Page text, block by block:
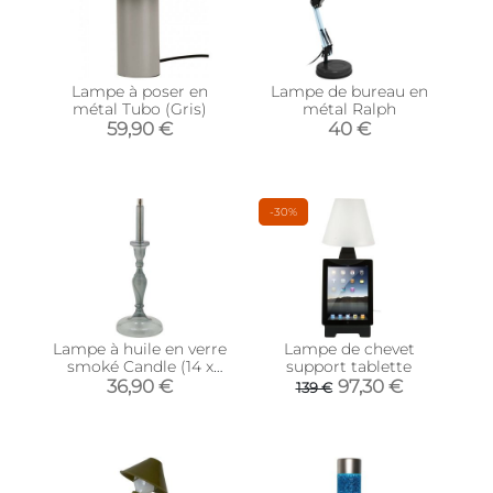
Lampe à poser en
métal Tubo (Gris)
59,90 €
Lampe de bureau en
métal Ralph
40 €
Lampe à huile en verre
smoké Candle (14 x
38.5 cm)
36,90 €
-30%
Lampe de chevet
support tablette
139 € 97,30 €